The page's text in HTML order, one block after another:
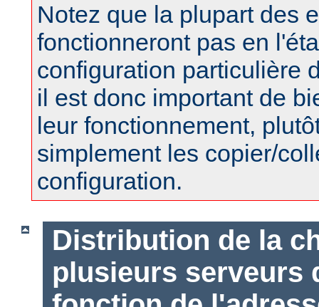
Notez que la plupart des
fonctionneront pas en
configuration particulière
il est donc important de
leur fonctionnement,
simplement les copier/
configuration.
Distribution de la
plusieurs serveurs